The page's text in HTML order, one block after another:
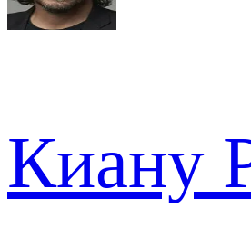
Киану